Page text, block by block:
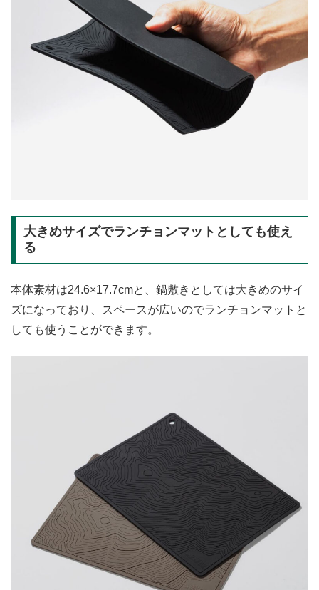
大きめサイズでランチョンマットとしても使え
る
本体素材は24.6×17.7cmと、鍋敷きとしては大きめのサイ
ズになっており、スペースが広いのでランチョンマットと
しても使うことができます。